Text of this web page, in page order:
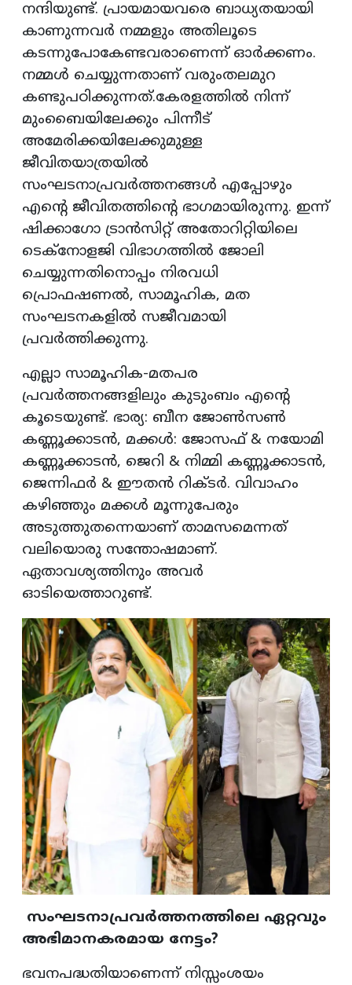
നന്ദിയുണ്ട്. പ്രായമായവരെ ബാധ്യതയായി
കാണുന്നവർ നമ്മളും അതിലൂടെ
കടന്നുപോകേണ്ടവരാണെന്ന് ഓർക്കണം.
നമ്മൾ ചെയ്യുന്നതാണ് വരുംതലമുറ
കണ്ടുപഠിക്കുന്നത്.കേരളത്തിൽ നിന്ന്
മുംബൈയിലേക്കും പിന്നീട്
അമേരിക്കയിലേക്കുമുള്ള
ജീവിതയാത്രയിൽ
സംഘടനാപ്രവർത്തനങ്ങൾ എപ്പോഴും
എന്റെ ജീവിതത്തിന്റെ ഭാഗമായിരുന്നു. ഇന്ന്
ഷിക്കാഗോ ട്രാൻസിറ്റ് അതോറിറ്റിയിലെ
ടെക്‌നോളജി വിഭാഗത്തിൽ ജോലി
ചെയ്യുന്നതിനൊപ്പം നിരവധി
പ്രൊഫഷണൽ, സാമൂഹിക, മത
സംഘടനകളിൽ സജീവമായി
പ്രവർത്തിക്കുന്നു.
എല്ലാ സാമൂഹിക-മതപര
പ്രവർത്തനങ്ങളിലും കുടുംബം എന്റെ
കൂടെയുണ്ട്. ഭാര്യ: ബീന ജോൺസൺ
കണ്ണൂക്കാടൻ, മക്കൾ: ജോസഫ് & നയോമി
കണ്ണൂക്കാടൻ, ജെറി & നിമ്മി കണ്ണൂക്കാടൻ,
ജെന്നിഫർ & ഈതൻ റിക്ടർ. വിവാഹം
കഴിഞ്ഞും മക്കൾ മൂന്നുപേരും
അടുത്തുതന്നെയാണ് താമസമെന്നത്
വലിയൊരു സന്തോഷമാണ്.
ഏതാവശ്യത്തിനും അവർ
ഓടിയെത്താറുണ്ട്.
സംഘടനാപ്രവർത്തനത്തിലെ ഏറ്റവും
അഭിമാനകരമായ നേട്ടം?
ഭവനപദ്ധതിയാണെന്ന് നിസ്സംശയം